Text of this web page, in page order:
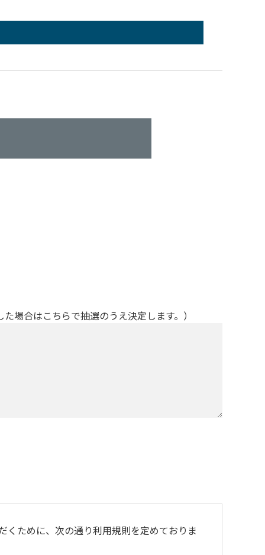
場合はこちらで抽選のうえ決定します。）
くために、次の通り利用規則を定めておりま